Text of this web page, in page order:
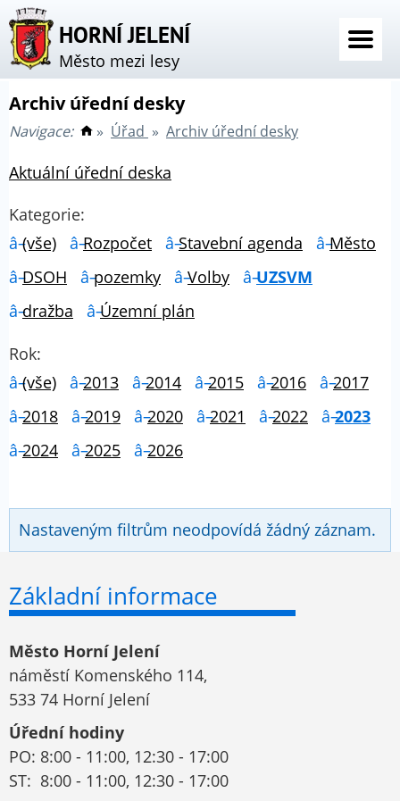
HORNÍ JELENÍ
Město mezi lesy
Archiv úřední desky
Navigace: » Úřad » Archiv úřední desky
Aktuální úřední deska
Kategorie:
(vše)
Rozpočet Stavební agenda
Město
DSOH
pozemky Volby
UZSVM
dražba
Územní plán
Rok:
(vše)
2013 2014 2015 2016
2017
2018
2019 2020 2021 2022
2023
2024
2025 2026
Nastaveným filtrům neodpovídá žádný záznam.
Základní informace
Město Horní Jelení
náměstí Komenského 114,
533 74 Horní Jelení
Úřední hodiny
PO: 8:00 - 11:00, 12:30 - 17:00
ST: 8:00 - 11:00, 12:30 - 17:00